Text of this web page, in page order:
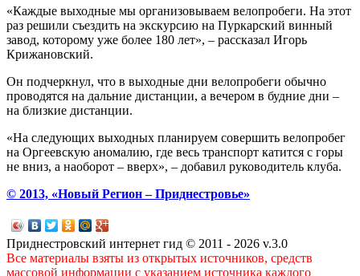
«Каждые выходные мы организовываем велопробеги. На этот
раз решили съездить на экскурсию на Пуркарский винный
завод, которому уже более 180 лет», – рассказал Игорь
Крижановский.
Он подчеркнул, что в выходные дни велопробеги обычно
проводятся на дальние дистанции, а вечером в будние дни –
на близкие дистанции.
«На следующих выходных планируем совершить велопробег
на Оргеевскую аномалию, где весь транспорт катится с горы
не вниз, а наоборот – вверх», – добавил руководитель клуба.
© 2013, «Новый Регион – Приднестровье»
Приднестровский интернет гид © 2011 - 2026 v.3.0
Все материалы взяты из открытых источников, средств
массовой информации с указанием источника каждого